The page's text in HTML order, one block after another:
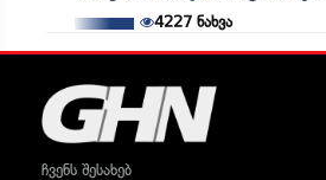
4227ნახვა
ჩვენს შესახებ